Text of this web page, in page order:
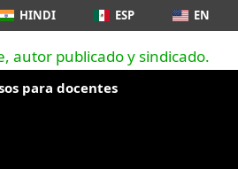
HINDI ESP EN
para docentes